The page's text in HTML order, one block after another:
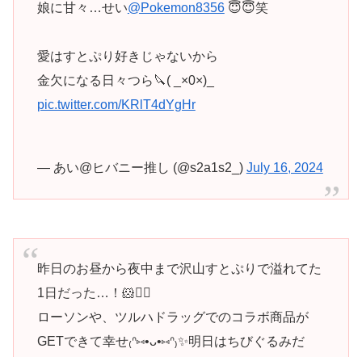
娘に甘々…せい@Pokemon8356😇😇笑
愛はすとぷり好きじゃないから
金欠になる日々つら🔪( _×0×)_
pic.twitter.com/KRlT4dYgHr
— あい@ヒバニー推し (@s2a1s2_) July 16, 2024
昨日のお昼から夜中まで沢山すとぷりで溢れてた
1日だった…！🐹❤️‍🔥
ローソンや、ツルハドラッグでのコラボ商品が
GETできて幸せ₍ᐢ⑅•ᴗ•⑅ᐢ₎✨明日はちびぐるみだ